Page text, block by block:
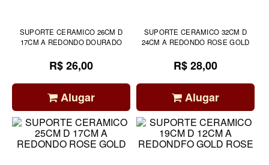
SUPORTE CERAMICO 26CM D
17CM A REDONDO DOURADO
R$ 26,00
Alugar
SUPORTE CERAMICO 32CM D
24CM A REDONDO ROSE GOLD
R$ 28,00
Alugar